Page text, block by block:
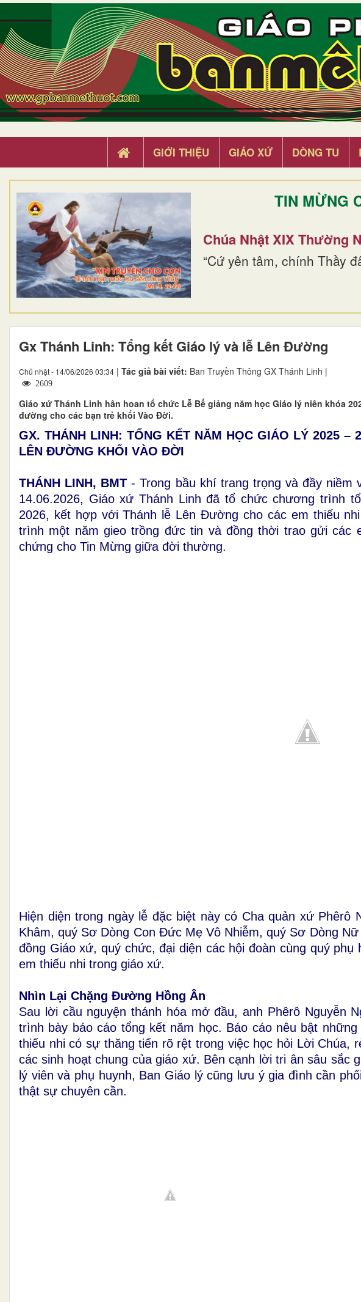
GIỚI THIỆU GIÁO XỨ DÒNG TU
TIN MỪNG
Chúa Nhật XIX Thường
“Cứ yên tâm, chính Thầy
Gx Thánh Linh: Tổng kết Giáo lý và lễ Lên Đường
Chủ nhật - 14/06/2026 03:34 | Tác giả bài viết: Ban Truyền Thông GX Thánh Linh |
2609
Giáo xứ Thánh Linh hân hoan tổ chức Lễ Bế giảng năm học Giáo lý niên khóa
đường cho các bạn trẻ khối Vào Đời.
GX. THÁNH LINH: TỔNG KẾT NĂM HỌC GIÁO LÝ 2025 –
LÊN ĐƯỜNG KHỐI VÀO ĐỜI
THÁNH LINH, BMT - Trong bầu khí trang trọng và đầy niềm
14.06.2026, Giáo xứ Thánh Linh đã tổ chức chương trình
2026, kết hợp với Thánh lễ Lên Đường cho các em thiếu
trình một năm gieo trồng đức tin và đồng thời trao gửi các
chứng cho Tin Mừng giữa đời thường.
Hiện diện trong ngày lễ đặc biệt này có Cha quản xứ Phêrô
Khâm, quý Sơ Dòng Con Đức Mẹ Vô Nhiễm, quý Sơ Dòng
đồng Giáo xứ, quý chức, đại diện các hội đoàn cùng quý
em thiếu nhi trong giáo xứ.
Nhìn Lại Chặng Đường Hồng Ân
Sau lời cầu nguyện thánh hóa mở đầu, anh Phêrô Nguyễn
trình bày báo cáo tổng kết năm học. Báo cáo nêu bật
thiếu nhi có sự thăng tiến rõ rệt trong việc học hỏi Lời Chúa,
các sinh hoạt chung của giáo xứ. Bên cạnh lời tri ân sâu sắc
lý viên và phụ huynh, Ban Giáo lý cũng lưu ý gia đình cần
thật sự chuyên cần.